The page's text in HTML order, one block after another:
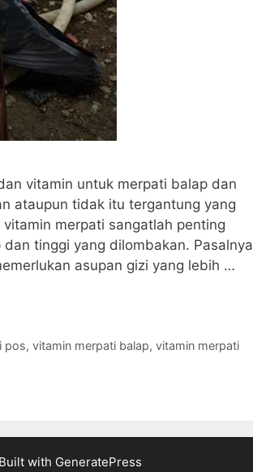
vitamin untuk merpati balap dan
ataupun tidak itu tergantung yang
merpati sangatlah penting
tinggi yang dilombakan. Pasalnya
asupan gizi yang lebih …
pos, vitamin merpati balap, vitamin merpati
with GeneratePress